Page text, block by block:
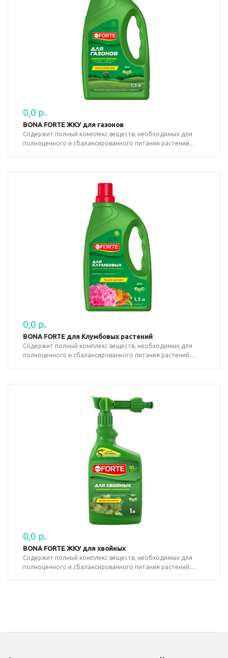
0,0 р.
BONA FORTE ЖКУ для газонов
Содержит полный комплекс веществ, необходимых для
полноценного и сбалансированного питания растений...
0,0 р.
BONA FORTE для Клумбовых растений
Содержит полный комплекс веществ, необходимых для
полноценного и сбалансированного питания растений:...
0,0 р.
BONA FORTE ЖКУ для хвойных
Содержит полный комплекс веществ, необходимых для
полноценного и сбалансированного питания растений:...